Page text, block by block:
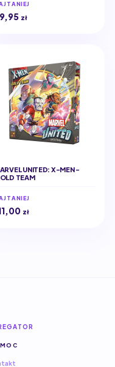
zł
UNITED: X-MEN -
TEAM
zł